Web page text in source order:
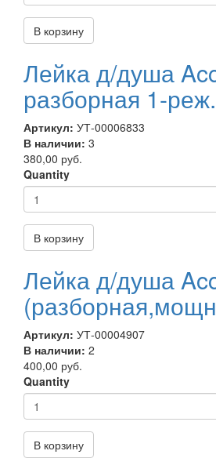
В корзину
Лейка д/душа
разборная 1-реж.
Артикул: УТ-00006833
В наличии: 3
380,00 руб.
Quantity
В корзину
Лейка д/душа
Артикул: УТ-00004907
В наличии: 2
400,00 руб.
Quantity
В корзину